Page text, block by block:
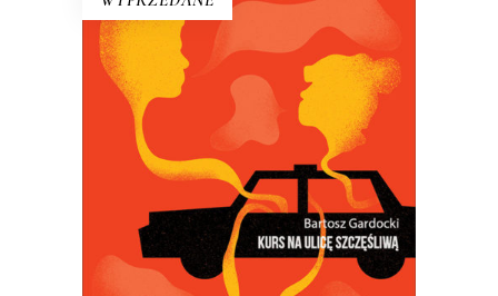
KURS NA ULICĘ SZCZĘŚLIWĄ
Kiedy Bartosz Gardocki usiadł za
kierownicą taksówki, poczuł się
szczęśliwy. Szybko się okazało, że jego
pasażerowie też szukają szczęścia…